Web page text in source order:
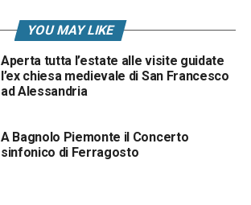
YOU MAY LIKE
Aperta tutta l’estate alle visite guidate
l’ex chiesa medievale di San Francesco
ad Alessandria
A Bagnolo Piemonte il Concerto
sinfonico di Ferragosto